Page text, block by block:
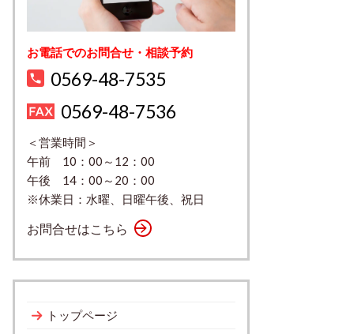
お電話でのお問合せ・相談予約
0569-48-7535
0569-48-7536
＜営業時間＞
午前 10：00～12：00
午後 14：00～20：00
※休業日：水曜、日曜午後、祝日
お問合せはこちら
トップページ